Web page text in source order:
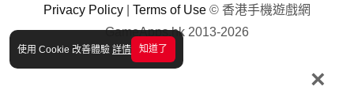
使用 Cookie 改善體驗 詳情 知道了
×
Privacy Policy
Terms of Use © 香港手機遊戲網
GameApps.hk 2013-2026